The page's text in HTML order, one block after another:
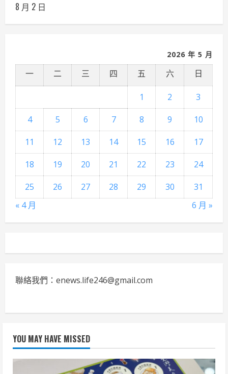
8 月 2 日
2026 年 5 月
一 二 三 四 五 六 日
1 2
3
4
5 6 7 8 9
10
11
12 13 14 15 16
17
18
19 20 21 22 23
24
25
26 27 28 29 30
31
« 4 月
6 月 »
聯絡我們：enews.life246@gmail.com
YOU MAY HAVE MISSED